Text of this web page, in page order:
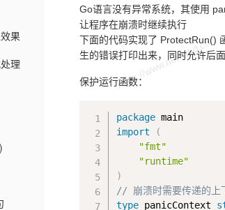
果
理
Go语言没有异常系统，其使用
让程序在崩溃时继续执行
下面的代码实现了 ProtectRun()
生的错误打印出来，同时允许后
保护运行函数：
package
main
import
(
"fmt"
"runtime"
)
// 崩溃时需要传递的上
type panicContext